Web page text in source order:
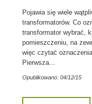
Pojawia się wiele
transformatorów. Co
transformator wybrać,
pomieszczeniu, na
więc czytać
Pierwsza...
Opublikowano: 04/12/15